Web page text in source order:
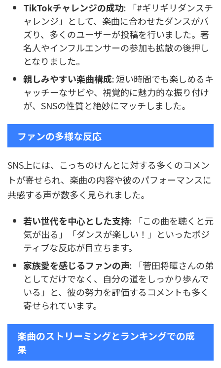
TikTokチャレンジの成功: 「#ギリギリダンスチ
ャレンジ」として、楽曲に合わせたダンスがバ
ズり、多くのユーザーが投稿を行いました。著
名人やインフルエンサーの参加も拡散の後押し
となりました。
親しみやすい楽曲構成: 短い時間でも楽しめるキ
ャッチーなサビや、視覚的に魅力的な振り付け
が、SNSの性質と絶妙にマッチしました。
ファンの多様な反応
SNS上には、こっちのけんとに対する多くのコメン
トが寄せられ、楽曲の内容や彼のパフォーマンスに
共感する声が数多く見られました。
若い世代を中心とした支持: 「この曲を聴くと元
気が出る」「ダンスが楽しい！」といったポジ
ティブな反応が目立ちます。
家族愛を感じるファンの声: 「菅田将暉さんの弟
としてだけでなく、自分の道をしっかり歩んで
いる」と、彼の努力を評価するコメントも多く
寄せられています。
楽曲のストリーミングとランキングでの成
果